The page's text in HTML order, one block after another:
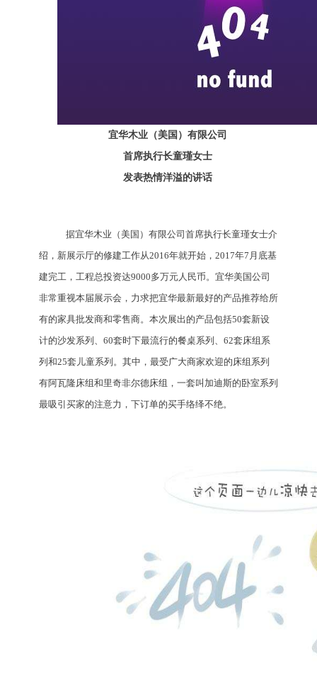
宜华木业（美国）有限公司
首席执行长童瑾女士
发表热情洋溢的讲话
据宜华木业（美国）有限公司 首席执行长童瑾女士介
绍，新展示厅的修建工作从2016年就开始，2017年7月底基
建完工，工程总投资达9000多万元人民币。 宜华美国公司
非常重视本届展示会，力求把宜华最新最好的产品推荐给所
有的家具批发商和零售商。本次展出的产品包括50套新设
计的沙发系列、60套时下最流行的餐桌系列、62套床组系
列和25套儿童系列。其中，最受广大商家欢迎的床组系列
有阿瓦隆床组和里奇非尔德床组，一套叫加迪斯的卧室系列
最吸引买家的注意力，下订单的买手络绎不绝。